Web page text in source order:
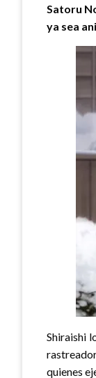
Satoru
ya sea
Shiraishi
quienes